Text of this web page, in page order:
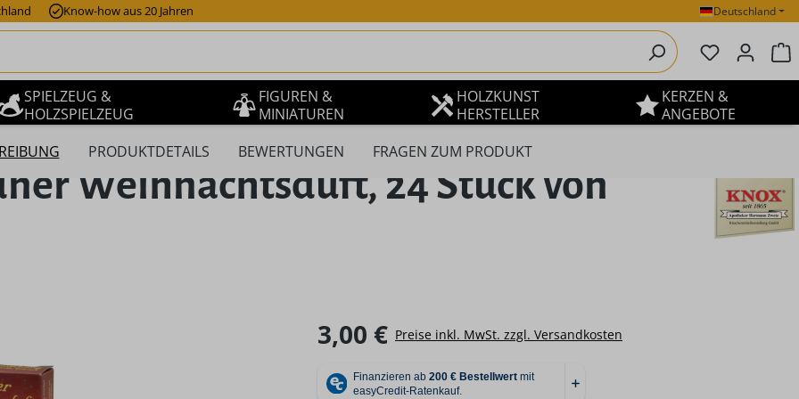
Know-how aus 20 Jahren Deutschland
Du hast 0
SPIELZEUG &
HOLZSPIELZEUG
FIGUREN &
MINIATUREN
HOLZKUNST
HERSTELLER
KERZEN &
ANGEBOTE
PRODUKTDETAILS BEWERTUNGEN FRAGEN ZUM PRODUKT
Weihnachtsduft, 24 Stück von
Regulärer Preis:
3,00 € Preise inkl. MwSt. zzgl. Versandkosten